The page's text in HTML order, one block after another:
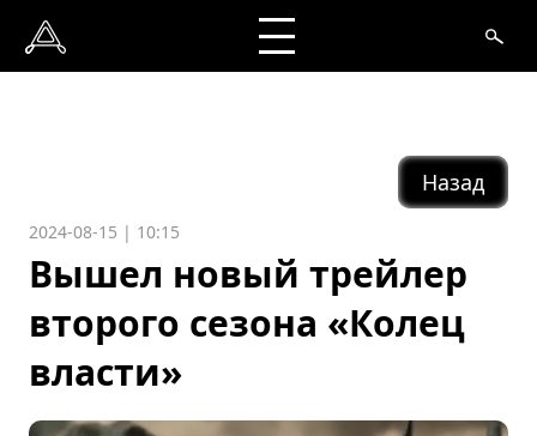
Назад
2024-08-15 | 10:15
Вышел новый трейлер
второго сезона «Колец
власти»